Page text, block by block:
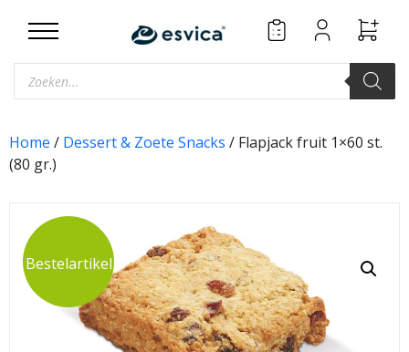
Producten
zoeken
Home / Dessert & Zoete Snacks / Flapjack fruit 1×60 st.
(80 gr.)
Bestelartikel